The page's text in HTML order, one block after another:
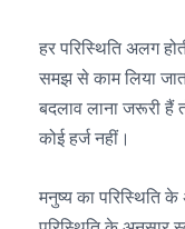
हर परिस्थिति अलग
समझ से काम लिया
बदलाव लाना जरूरी
कोई हर्ज नहीं।
मनुष्य का परिस्थिति